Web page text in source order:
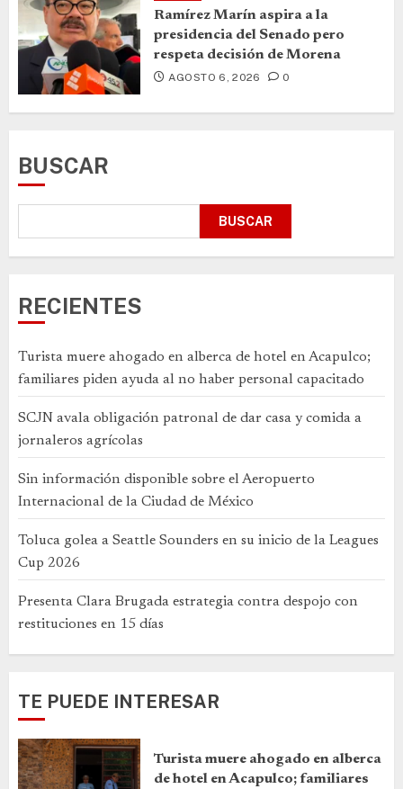
Ramírez Marín aspira a la
presidencia del Senado pero
respeta decisión de Morena
AGOSTO 6, 2026 0
BUSCAR
BUSCAR
RECIENTES
Turista muere ahogado en alberca de hotel en Acapulco;
familiares piden ayuda al no haber personal capacitado
SCJN avala obligación patronal de dar casa y comida a
jornaleros agrícolas
Sin información disponible sobre el Aeropuerto
Internacional de la Ciudad de México
Toluca golea a Seattle Sounders en su inicio de la Leagues
Cup 2026
Presenta Clara Brugada estrategia contra despojo con
restituciones en 15 días
TE PUEDE INTERESAR
Turista muere ahogado en alberca
de hotel en Acapulco; familiares